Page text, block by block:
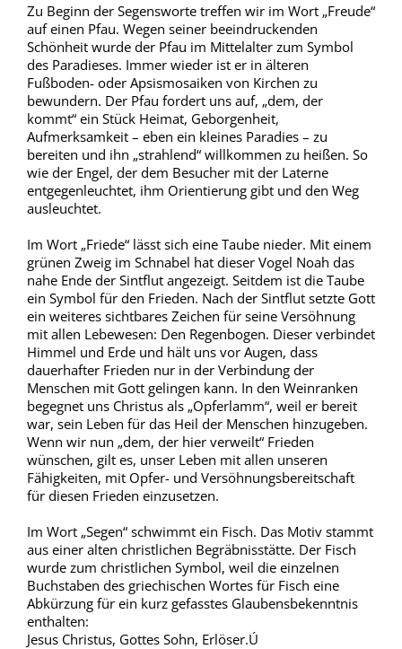
Zu Beginn der Segensworte treffen wir im Wort „Freude“
auf einen Pfau. Wegen seiner beeindruckenden
Schönheit wurde der Pfau im Mittelalter zum Symbol
des Paradieses. Immer wieder ist er in älteren
Fußboden- oder Apsismosaiken von Kirchen zu
bewundern. Der Pfau fordert uns auf, „dem, der
kommt“ ein Stück Heimat, Geborgenheit,
Aufmerksamkeit – eben ein kleines Paradies – zu
bereiten und ihn „strahlend“ willkommen zu heißen. So
wie der Engel, der dem Besucher mit der Laterne
entgegenleuchtet, ihm Orientierung gibt und den Weg
ausleuchtet.
Im Wort „Friede“ lässt sich eine Taube nieder. Mit einem
grünen Zweig im Schnabel hat dieser Vogel Noah das
nahe Ende der Sintflut angezeigt. Seitdem ist die Taube
ein Symbol für den Frieden. Nach der Sintflut setzte Gott
ein weiteres sichtbares Zeichen für seine Versöhnung
mit allen Lebewesen: Den Regenbogen. Dieser verbindet
Himmel und Erde und hält uns vor Augen, dass
dauerhafter Frieden nur in der Verbindung der
Menschen mit Gott gelingen kann. In den Weinranken
begegnet uns Christus als „Opferlamm“, weil er bereit
war, sein Leben für das Heil der Menschen hinzugeben.
Wenn wir nun „dem, der hier verweilt“ Frieden
wünschen, gilt es, unser Leben mit allen unseren
Fähigkeiten, mit Opfer- und Versöhnungsbereitschaft
für diesen Frieden einzusetzen.
Im Wort „Segen“ schwimmt ein Fisch. Das Motiv stammt
aus einer alten christlichen Begräbnisstätte. Der Fisch
wurde zum christlichen Symbol, weil die einzelnen
Buchstaben des griechischen Wortes für Fisch eine
Abkürzung für ein kurz gefasstes Glaubensbekenntnis
enthalten:
Jesus Christus, Gottes Sohn, Erlöser.Ú